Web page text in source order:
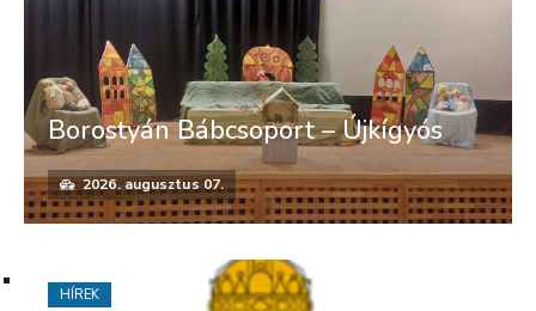
Borostyán Bábcsoport – Újkígyós
2026. augusztus 07.
HÍREK